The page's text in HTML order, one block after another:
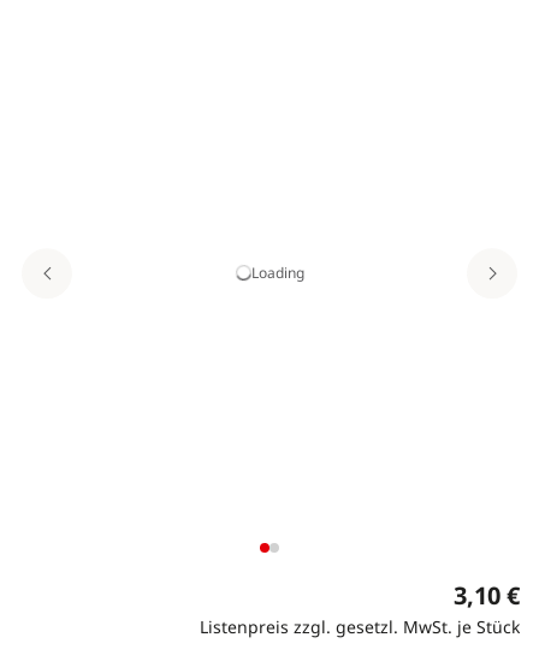
Loading
3,10 €
Listenpreis zzgl. gesetzl. MwSt. je Stück